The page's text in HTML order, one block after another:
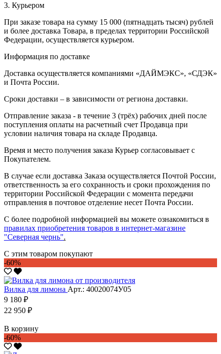
3. Курьером
При заказе товара на сумму 15 000 (пятнадцать тысяч) рублей
и более доставка Товара, в пределах территории Российской
Федерации, осуществляется курьером.
Информация по доставке
Доставка осуществляется компаниями «ДАЙМЭКС», «СДЭК»
и Почта России.
Сроки доставки – в зависимости от региона доставки.
Отправление заказа - в течение 3 (трёх) рабочих дней после
поступления оплаты на расчетный счет Продавца при
условии наличия товара на складе Продавца.
Время и место получения заказа Курьер согласовывает с
Покупателем.
В случае если доставка Заказа осуществляется Почтой России,
ответственность за его сохранность и сроки прохождения по
территории Российской Федерации с момента передачи
отправления в почтовое отделение несет Почта России.
С более подробной информацией вы можете ознакомиться в
правилах приобретения товаров в интернет-магазине
"Северная чернь".
С этим товаром покупают
-60%
Вилка для лимона Арт.: 40020074У05
9 180 ₽
22 950 ₽
В корзину
-60%